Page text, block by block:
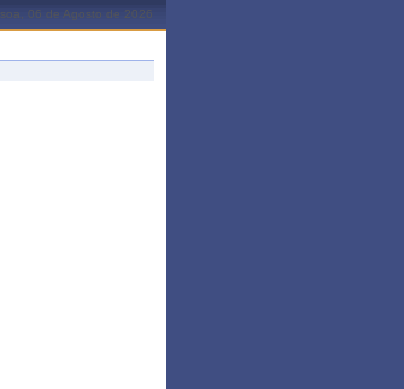
06 de Agosto de 2026